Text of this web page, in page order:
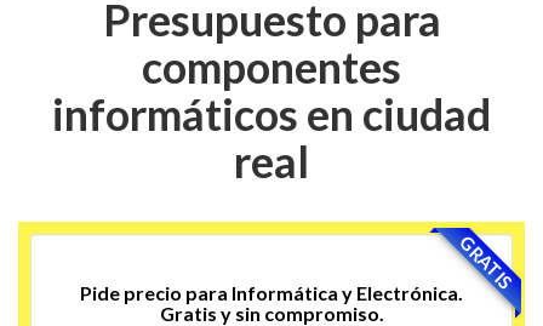
Presupuesto para
componentes
informáticos en ciudad
real
GRATIS
Pide precio para Informática y Electrónica.
Gratis y sin compromiso.